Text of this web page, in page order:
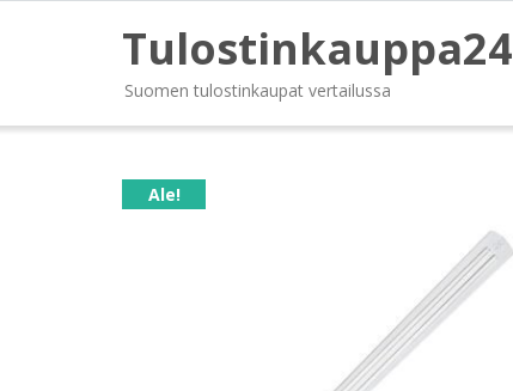
Tulostinkauppa24
Suomen tulostinkaupat vertailussa
Ale!